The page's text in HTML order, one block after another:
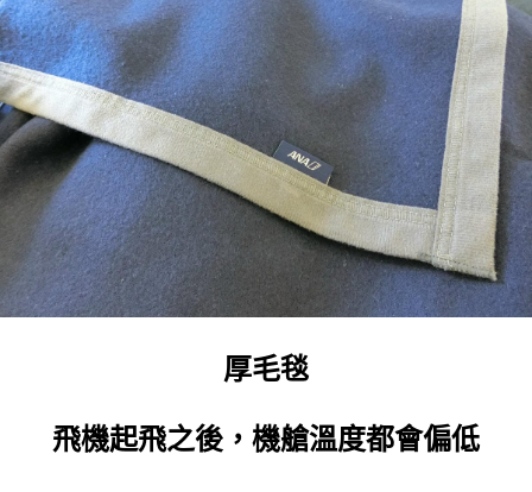
厚毛毯
飛機起飛之後，機艙溫度都會偏低